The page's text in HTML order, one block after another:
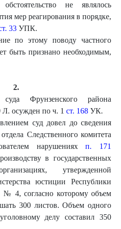
не являлось
мер реагирования в порядке,
33 УПК.
по этому поводу частного
быть признано необходимым,
2.
Фрунзенского района
Л. осужден по ч. 1 ст. 168 УК.
суд довел до сведения
Следственного комитета
нарушенияхп. 171
в государственных
утвержденной
юстиции Республики
№ 4, согласно которому объем
300 листов. Объем одного
делу составил 350